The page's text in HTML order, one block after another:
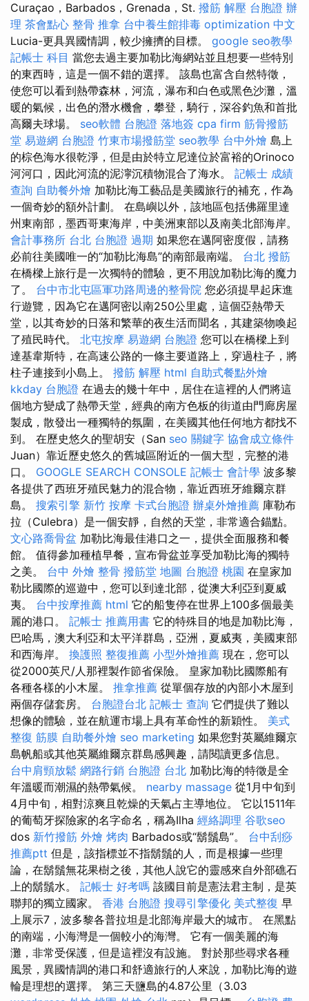
Curaçao，Barbados，Grenada，St. 撥筋 解壓 台胞證 辦
理 茶會點心 整骨 推拿 台中養生館排毒 optimization 中文
Lucia-更具異國情調，較少擁擠的目標。 google seo教學
記帳士 科目 當您去過主要加勒比海網站並且想要一些特別
的東西時，這是一個不錯的選擇。 該島也富含自然特徵，
使您可以看到熱帶森林，河流，瀑布和白色或黑色沙灘，溫
暖的氣候，出色的潛水機會，攀登，騎行，深谷釣魚和首批
高爾夫球場。 seo軟體 台胞證 落地簽 cpa firm 筋骨撥筋
堂 易遊網 台胞證 竹東市場撥筋堂 seo教學 台中外燴 島上
的棕色海水很乾淨，但是由於特立尼達位於富裕的Orinoco
河河口，因此河流的泥濘沉積物混合了海水。 記帳士 成績
查詢 自助餐外燴 加勒比海工藝品是美國旅行的補充，作為
一個奇妙的額外計劃。 在島嶼以外，該地區包括佛羅里達
州東南部，墨西哥東海岸，中美洲東部以及南美北部海岸。
會計事務所 台北 台胞證 過期 如果您在邁阿密度假，請務
必前往美國唯一的“加勒比海島”的南部最南端。 台北 撥筋
在橋樑上旅行是一次獨特的體驗，更不用說加勒比海的魔力
了。 台中市北屯區軍功路周邊的整骨院 您必須提早起床進
行遊覽，因為它在邁阿密以南250公里處，這個亞熱帶天
堂，以其奇妙的日落和繁華的夜生活而聞名，其建築物喚起
了殖民時代。 北屯按摩 易遊網 台胞證 您可以在橋樑上到
達基韋斯特，在高速公路的一條主要道路上，穿過柱子，將
柱子連接到小島上。 撥筋 解壓 html 自助式餐點外燴
kkday 台胞證 在過去的幾十年中，居住在這裡的人們將這
個地方變成了熱帶天堂，經典的南方色板的街道由門廊房屋
製成，散發出一種獨特的氛圍，在美國其他任何地方都找不
到。 在歷史悠久的聖胡安（San seo 關鍵字 協會成立條件
Juan）靠近歷史悠久的舊城區附近的一個大型，完整的港
口。 GOOGLE SEARCH CONSOLE 記帳士 會計學 波多黎
各提供了西班牙殖民魅力的混合物，靠近西班牙維爾京群
島。 搜索引擎 新竹 按摩 卡式台胞證 辦桌外燴推薦 庫勒布
拉（Culebra）是一個安靜，自然的天堂，非常適合錨點。
文心路喬骨盆 加勒比海最佳港口之一，提供全面服務和餐
館。 值得參加種植早餐，宣布骨盆並享受加勒比海的獨特
之美。 台中 外燴 整骨 撥筋堂 地圖 台胞證 桃園 在皇家加
勒比國際的巡遊中，您可以到達北部，從澳大利亞到夏威
夷。 台中按摩推薦 html 它的船隻停在世界上100多個最美
麗的港口。 記帳士 推薦用書 它的特殊目的地是加勒比海，
巴哈馬，澳大利亞和太平洋群島，亞洲，夏威夷，美國東部
和西海岸。 換護照 整復推薦 小型外燴推薦 現在，您可以
從2000英尺/人那裡製作節省保險。 皇家加勒比國際船有
各種各樣的小木屋。 推拿推薦 從單個存放的內部小木屋到
兩個存儲套房。 台胞證台北 記帳士 查詢 它們提供了難以
想像的體驗，並在航運市場上具有革命性的新穎性。 美式
整復 筋膜 自助餐外燴 seo marketing 如果您對英屬維爾京
島帆船或其他英屬維爾京群島感興趣，請閱讀更多信息。
台中肩頸放鬆 網路行銷 台胞證 台北 加勒比海的特徵是全
年溫暖而潮濕的熱帶氣候。 nearby massage 從1月中旬到
4月中旬，相對涼爽且乾燥的天氣占主導地位。 它以1511年
的葡萄牙探險家的名字命名，稱為Ilha 經絡調理 谷歌seo
dos 新竹撥筋 外燴 烤肉 Barbados或“鬍鬚島”。 台中刮痧
推薦ptt 但是，該指標並不指鬍鬚的人，而是根據一些理
論，在鬍鬚無花果樹之後，其他人說它的靈感來自外部礁石
上的鬍鬚水。 記帳士 好考嗎 該國目前是憲法君主制，是英
聯邦的獨立國家。 香港 台胞證 搜尋引擎優化 美式整復 早
上展示7，波多黎各普拉坦是北部海岸最大的城市。 在黑點
的南端，小海灣是一個較小的海灣。 它有一個美麗的海
灘，非常受保護，但是這裡沒有設施。 對於那些尋求各種
風景，異國情調的港口和舒適旅行的人來說，加勒比海的遊
輪是理想的選擇。 第三天鹽島的4.87公里（3.03